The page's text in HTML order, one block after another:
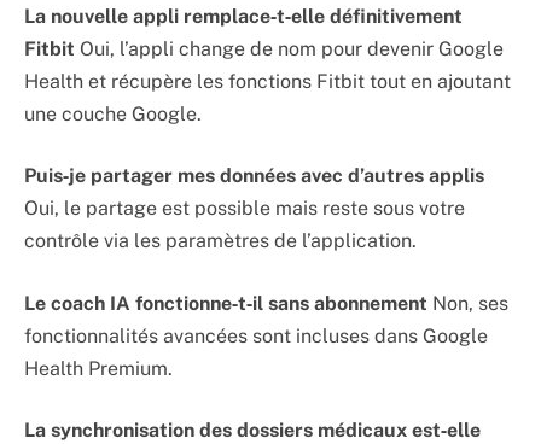
La nouvelle appli remplace‑t‑elle définitivement
Fitbit Oui, l’appli change de nom pour devenir Google
Health et récupère les fonctions Fitbit tout en ajoutant
une couche Google.
Puis‑je partager mes données avec d’autres applis
Oui, le partage est possible mais reste sous votre
contrôle via les paramètres de l’application.
Le coach IA fonctionne‑t‑il sans abonnement Non, ses
fonctionnalités avancées sont incluses dans Google
Health Premium.
La synchronisation des dossiers médicaux est‑elle